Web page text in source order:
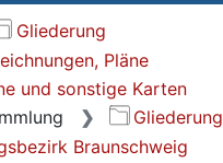
Gliederung
Pläne
und sonstige Karten
Gliederung
Braunschweig